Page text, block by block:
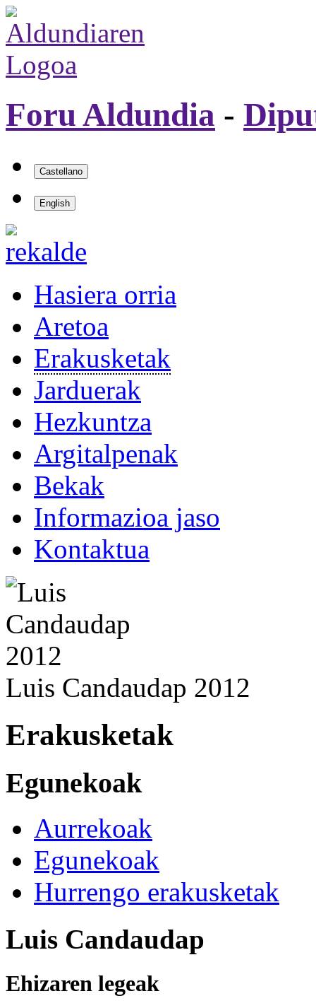
Foru Aldundia -
Hasiera orria
Aretoa
Erakusketak
Jarduerak
Hezkuntza
Argitalpenak
Bekak
Informazioa jaso
Kontaktua
Luis Candaudap 2012
Erakusketak
Egunekoak
Aurrekoak
Egunekoak
Hurrengo erakusketak
Luis Candaudap
Ehizaren legeak